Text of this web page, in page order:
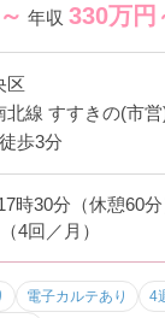
年収 330万円
区
北線 すすきの(市
歩3分
時30分（休憩60分
4回／月）
電子カルテあり 4